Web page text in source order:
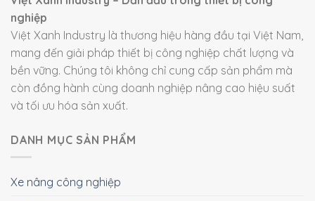
nghiệp
Việt Xanh Industry là thương hiệu hàng đầu tại Việt Nam,
mang đến giải pháp thiết bị công nghiệp chất lượng và
bền vững. Chúng tôi không chỉ cung cấp sản phẩm mà
còn đồng hành cùng doanh nghiệp nâng cao hiệu suất
và tối ưu hóa sản xuất.
DANH MỤC SẢN PHẨM
Xe nâng công nghiệp